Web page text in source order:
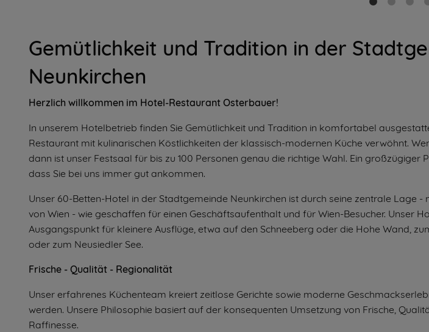
Gemütlichkeit und Tradition in der
Neunkirchen
Herzlich willkommen im Hotel-Restaurant Osterbauer!
In unserem Hotelbetrieb finden Sie Gemütlichkeit und Tradition in komfortabel
Restaurant mit kulinarischen Köstlichkeiten der klassisch-modernen Küche verwöhnt.
dann ist unser Festsaal für bis zu 100 Personen genau die richtige Wahl. Ein
dass Sie bei uns immer gut ankommen.
Unser 60-Betten-Hotel in der Stadtgemeinde Neunkirchen ist durch seine zentrale Lage -
von Wien - wie geschaffen für einen Geschäftsaufenthalt und für Wien-Besucher. Unser
Ausgangspunkt für kleinere Ausflüge, etwa auf den Schneeberg oder die Hohe Wand,
oder zum Neusiedler See.
Frische - Qualität - Regionalität
Unser erfahrenes Küchenteam kreiert zeitlose Gerichte sowie moderne
werden. Unsere Philosophie basiert auf der konsequenten Umsetzung von Frische,
Raffinesse.